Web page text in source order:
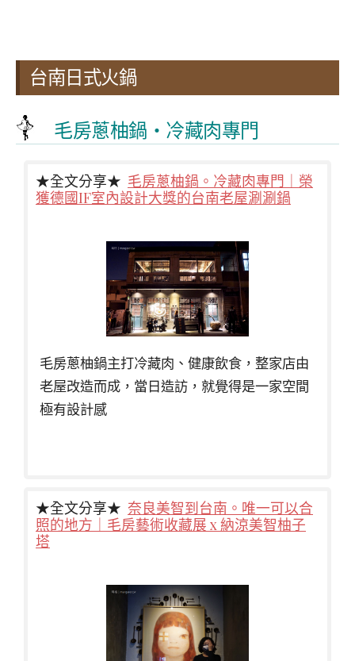
台南日式火鍋
毛房蔥柚鍋・冷藏肉專門
★全文分享★ 毛房蔥柚鍋。冷藏肉專門｜榮
獲德國IF室內設計大獎的台南老屋涮涮鍋
毛房蔥柚鍋主打冷藏肉、健康飲食，整家店由
老屋改造而成，當日造訪，就覺得是一家空間
極有設計感
★全文分享★ 奈良美智到台南。唯一可以合
照的地方｜毛房藝術收藏展 x 納涼美智柚子
塔